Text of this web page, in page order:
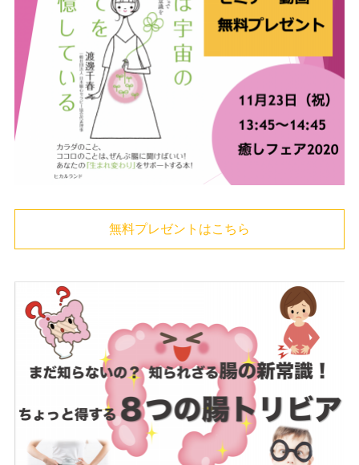
無料プレゼントはこちら